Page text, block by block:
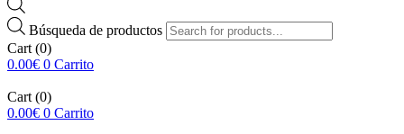
Búsqueda de productos
Cart (0)
0.00€ 0 Carrito
Cart (0)
0.00€ 0 Carrito